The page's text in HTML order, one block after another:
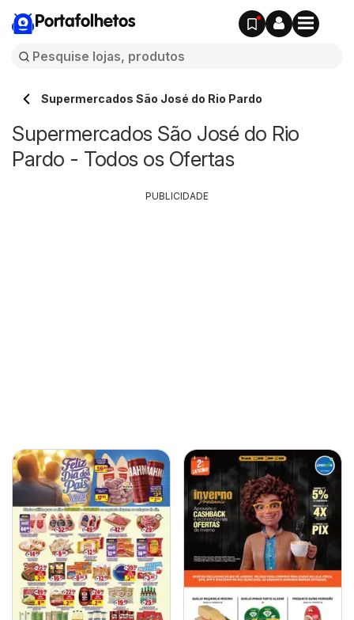
Portafolhetos
Supermercados São José do Rio Pardo
Supermercados São José do Rio
Pardo - Todos os Ofertas
PUBLICIDADE